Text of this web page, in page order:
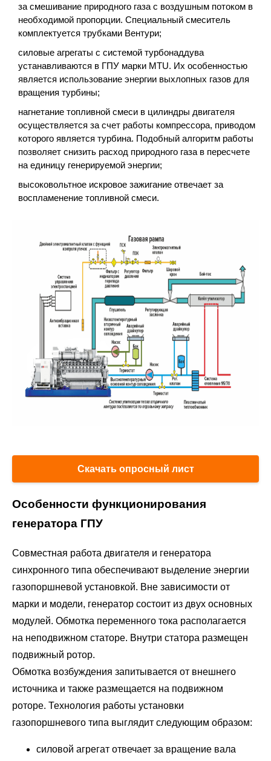
за смешивание природного газа с воздушным потоком в
необходимой пропорции. Специальный смеситель
комплектуется трубками Вентури;
силовые агрегаты с системой турбонаддува
устанавливаются в ГПУ марки MTU. Их особенностью
является использование энергии выхлопных газов для
вращения турбины;
нагнетание топливной смеси в цилиндры двигателя
осуществляется за счет работы компрессора, приводом
которого является турбина. Подобный алгоритм работы
позволяет снизить расход природного газа в пересчете
на единицу генерируемой энергии;
высоковольтное искровое зажигание отвечает за
воспламенение топливной смеси.
Скачать опросный лист
Особенности функционирования
генератора ГПУ
Совместная работа двигателя и генератора
синхронного типа обеспечивают выделение энергии
газопоршневой установкой. Вне зависимости от
марки и модели, генератор состоит из двух основных
модулей. Обмотка переменного тока располагается
на неподвижном статоре. Внутри статора размещен
подвижный ротор.
Обмотка возбуждения запитывается от внешнего
источника и также размещается на подвижном
роторе. Технология работы установки
газопоршневого типа выглядит следующим образом:
силовой агрегат отвечает за вращение вала